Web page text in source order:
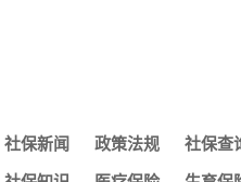
查询个人账户
社保新闻 政策法规 社保查